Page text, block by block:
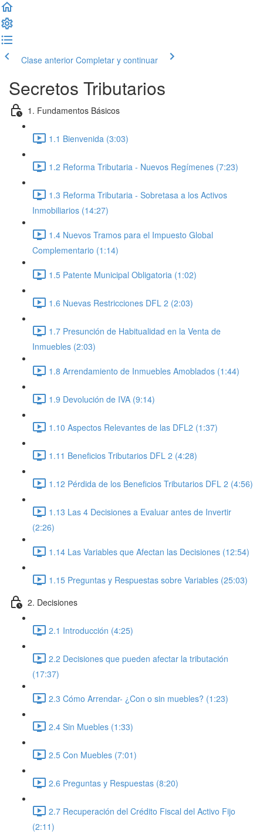
Clase anterior Completar y continuar
Secretos Tributarios
1. Fundamentos Básicos
1.1 Bienvenida (3:03)
1.2 Reforma Tributaria - Nuevos Regímenes (7:23)
1.3 Reforma Tributaria - Sobretasa a los Activos
Inmobiliarios (14:27)
1.4 Nuevos Tramos para el Impuesto Global
Complementario (1:14)
1.5 Patente Municipal Obligatoria (1:02)
1.6 Nuevas Restricciones DFL 2 (2:03)
1.7 Presunción de Habitualidad en la Venta de
Inmuebles (2:03)
1.8 Arrendamiento de Inmuebles Amoblados (1:44)
1.9 Devolución de IVA (9:14)
1.10 Aspectos Relevantes de las DFL2 (1:37)
1.11 Beneficios Tributarios DFL 2 (4:28)
1.12 Pérdida de los Beneficios Tributarios DFL 2 (4:56)
1.13 Las 4 Decisiones a Evaluar antes de Invertir
(2:26)
1.14 Las Variables que Afectan las Decisiones (12:54)
1.15 Preguntas y Respuestas sobre Variables (25:03)
2. Decisiones
2.1 Introducción (4:25)
2.2 Decisiones que pueden afectar la tributación
(17:37)
2.3 Cómo Arrendar- ¿Con o sin muebles? (1:23)
2.4 Sin Muebles (1:33)
2.5 Con Muebles (7:01)
2.6 Preguntas y Respuestas (8:20)
2.7 Recuperación del Crédito Fiscal del Activo Fijo
(2:11)